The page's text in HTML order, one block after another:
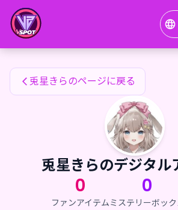
兎星きらのファンアイテム
兎星きらのページに戻る
兎星きらのデジタル
0
ファンアイテム
0
ミステリーボッ
兎星きらのファンアイテム — 24karat